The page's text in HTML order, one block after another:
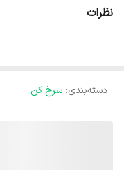
نظرات
دسته‌بندی: سرخ کن